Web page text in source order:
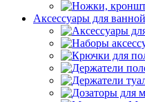
Аксессуары для